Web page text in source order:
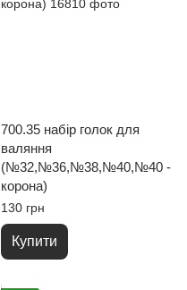
700.35 набір голок для
валяння
(№32,№36,№38,№40,№40 -
корона)
130 грн
Купити